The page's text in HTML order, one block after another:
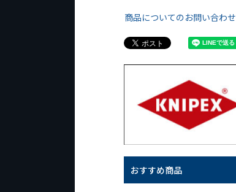
商品についてのお問い合わせ
おすすめ商品